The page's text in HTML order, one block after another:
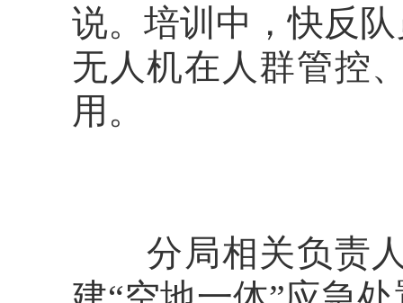
说。培训中，快反
无人机在人群管控
用。
分局相关负责人